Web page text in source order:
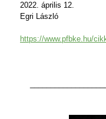
2022. április 12.
Egri László
https://www.pfbke.hu/